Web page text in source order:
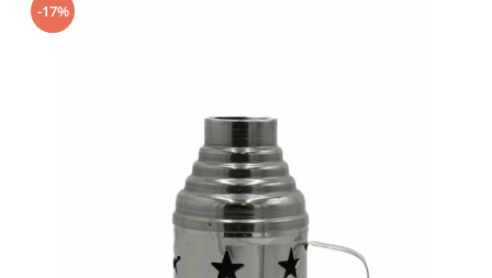
-17%